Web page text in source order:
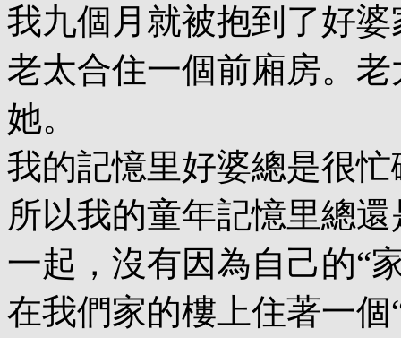
我九個月就被抱到了好
老太合住一個前廂房。
她。
我的記憶里好婆總是很
所以我的童年記憶里總
一起，沒有因為自己的“
在我們家的樓上住著一